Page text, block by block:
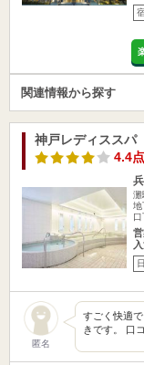
関連情報から探す
神戸レディススパ
4.4点
灘
地
匿名
すごく快適
きです。 口